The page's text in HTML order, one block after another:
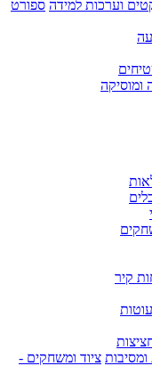
וערכות למידה ספורט
ומוסיקה
קיר
ומסיבות ציוד ומשחקים -